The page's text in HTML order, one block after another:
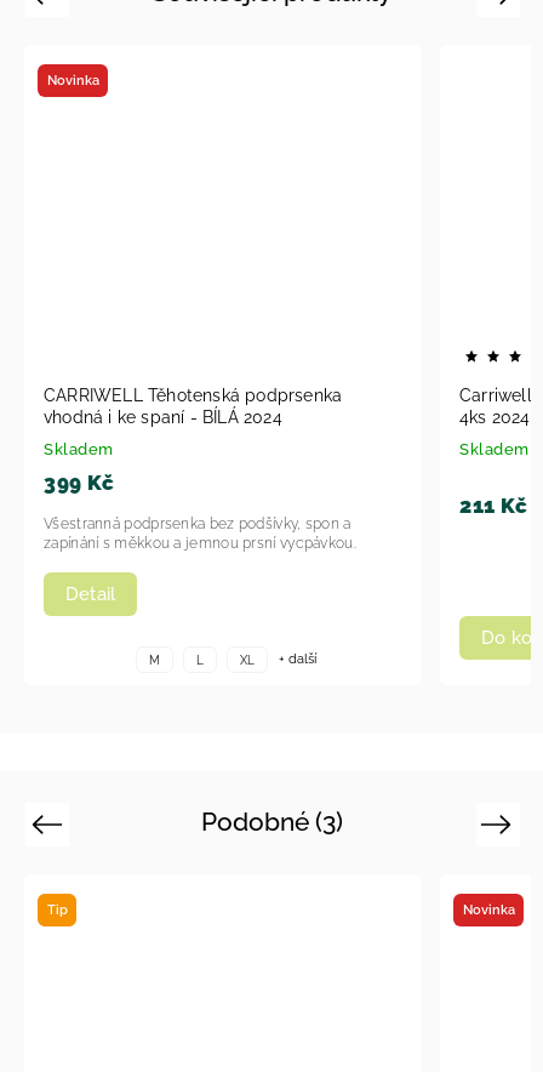
Novinka
CARRIWELL Těhotenská podprsenka
vhodná i ke spaní - BÍLÁ 2024
Skladem
399 Kč
Detail
Všestranná podprsenka bez podšívky, spon a
zapínání s měkkou a jemnou prsní vycpávkou.
M XL + další
Carriwell
4ks 2024
Skladem
211 Kč
Do
Podobné (3)
Previous
Tip Novinka
Next